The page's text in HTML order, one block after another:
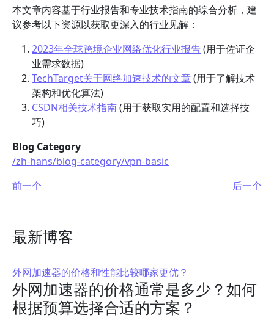
本文章内容基于行业报告和专业技术指南的综合分析，建
议参考以下资源以获取更深入的行业见解：
2023年全球跨境企业网络优化行业报告(用于佐证企
业需求数据)
TechTarget关于网络加速技术的文章(用于了解技术
架构和优化算法)
CSDN相关技术指南(用于获取实用的配置和选择技
巧)
Blog Category
/zh-hans/blog-category/vpn-basic
前一个
后一个
最新博客
外网加速器的价格和性能比较哪家更优？
外网加速器的价格通常是多少？如何
根据预算选择合适的方案？